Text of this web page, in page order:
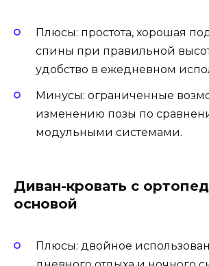
Плюсы: простота, хорошая
спины при правильной
удобство в ежедневном
Минусы: ограниченные
изменению позы по
модульными системами.
Диван-кровать с
основой
Плюсы: двойное